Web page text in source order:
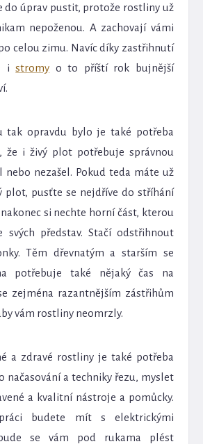
do úprav pustit, protože rostliny už
nepoženou. A zachovají vámi
celou zimu. Navíc díky zastřihnutí
istromy o to příští rok bujnější
tak opravdu bylo je také potřeba
že i živý plot potřebuje správnou
nebo nezašel. Pokud teda máte už
plot, pusťte se nejdříve do stříhání
si nechte horní část, kterou
svých představ. Stačí odstřihnout
Těm dřevnatým a starším se
potřebuje také nějaký čas na
zejména razantnějším zástřihům
vám rostliny neomrzly.
a zdravé rostliny je také potřeba
načasování a techniky řezu, myslet
a kvalitní nástroje a pomůcky.
práci budete mít s elektrickými
se vám pod rukama plést